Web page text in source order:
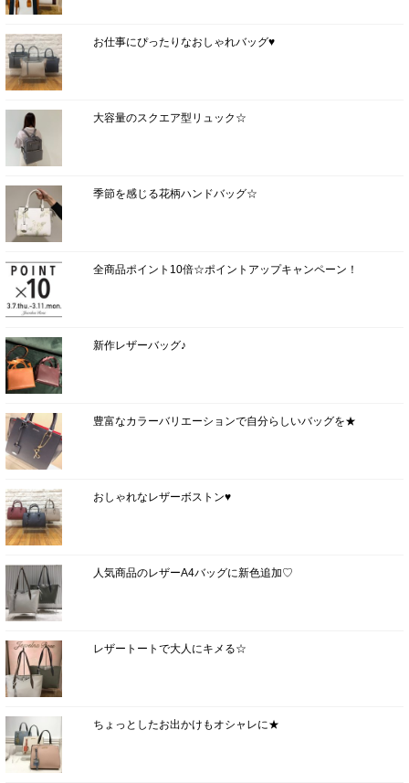
お仕事にぴったりなおしゃれバッグ♥
大容量のスクエア型リュック☆
季節を感じる花柄ハンドバッグ☆
全商品ポイント10倍☆ポイントアップキャンペーン！
新作レザーバッグ♪
豊富なカラーバリエーションで自分らしいバッグを★
おしゃれなレザーボストン♥
人気商品のレザーA4バッグに新色追加♡
レザートートで大人にキメる☆
ちょっとしたお出かけもオシャレに★